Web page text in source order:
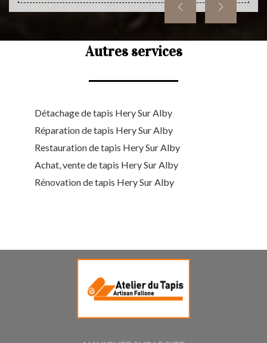
Autres services
Détachage de tapis Hery Sur Alby
Réparation de tapis Hery Sur Alby
Restauration de tapis Hery Sur Alby
Achat, vente de tapis Hery Sur Alby
Rénovation de tapis Hery Sur Alby